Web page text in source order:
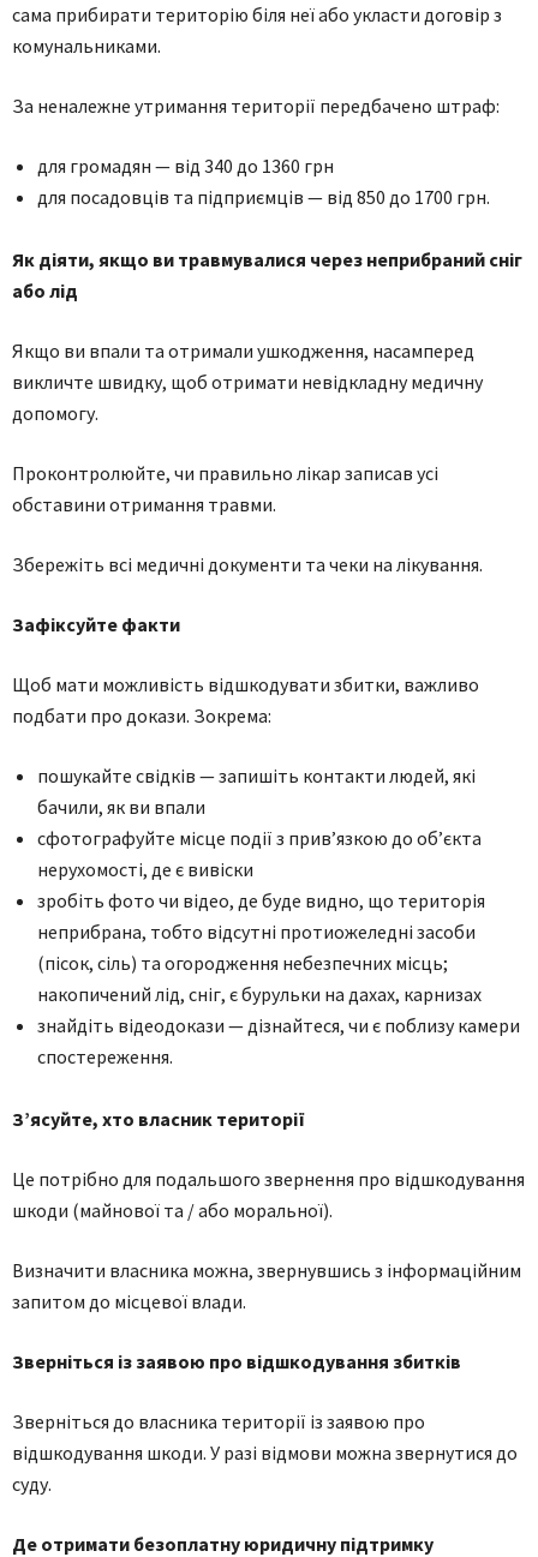
сама прибирати територію біля неї або укласти договір з
комунальниками.
За неналежне утримання території передбачено штраф:
для громадян — від 340 до 1360 грн
для посадовців та підприємців — від 850 до 1700 грн.
Як діяти, якщо ви травмувалися через неприбраний сніг
або лід
Якщо ви впали та отримали ушкодження, насамперед
викличте швидку, щоб отримати невідкладну медичну
допомогу.
Проконтролюйте, чи правильно лікар записав усі
обставини отримання травми.
Збережіть всі медичні документи та чеки на лікування.
Зафіксуйте факти
Щоб мати можливість відшкодувати збитки, важливо
подбати про докази. Зокрема:
пошукайте свідків — запишіть контакти людей, які
бачили, як ви впали
сфотографуйте місце події з прив’язкою до об’єкта
нерухомості, де є вивіски
зробіть фото чи відео, де буде видно, що територія
неприбрана, тобто відсутні протиожеледні засоби
(пісок, сіль) та огородження небезпечних місць;
накопичений лід, сніг, є бурульки на дахах, карнизах
знайдіть відеодокази — дізнайтеся, чи є поблизу камери
спостереження.
З’ясуйте, хто власник території
Це потрібно для подальшого звернення про відшкодування
шкоди (майнової та / або моральної).
Визначити власника можна, звернувшись з інформаційним
запитом до місцевої влади.
Зверніться із заявою про відшкодування збитків
Зверніться до власника території із заявою про
відшкодування шкоди. У разі відмови можна звернутися до
суду.
Де отримати безоплатну юридичну підтримку